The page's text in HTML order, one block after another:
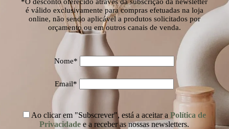
é válido exclusivamente para compras efetuadas na loja
online, não sendo aplicável a produtos solicitados por
orçamento ou em outros canais de venda.
Nome*
Email*
Ao clicar em "Subscrever", está a aceitar a Política de
Privacidade e a receber as nossas newsletters.